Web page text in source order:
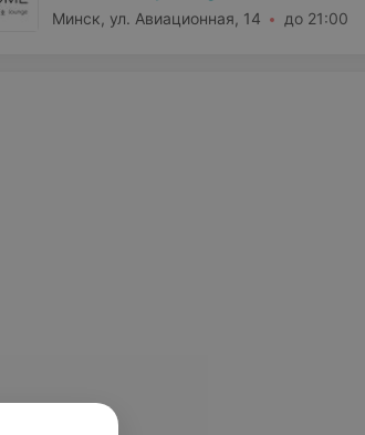
Минск, ул. Авиационная, 14 до 21:00